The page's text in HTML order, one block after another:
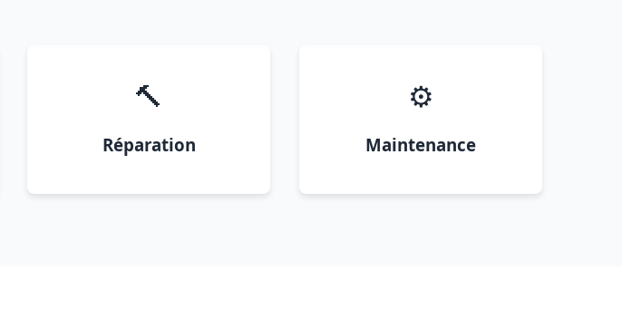
🔨
Réparation
⚙️
Maintenance